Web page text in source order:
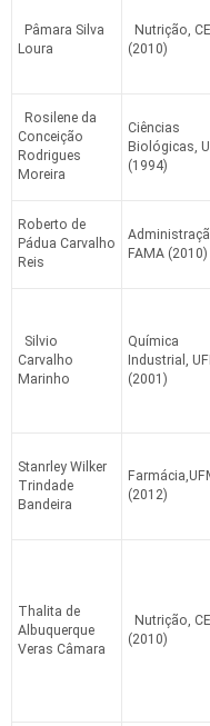
Pâmara Silva
Loura
Nutrição,
(2010)
Rosilene da
Conceição
Rodrigues
Moreira
Ciências
Biológicas,
(1994)
Roberto de
Pádua Carvalho
Reis
FAMA (2010)
Silvio
Carvalho
Marinho
Química
Industrial,
(2001)
Stanrley Wilker
Trindade
Bandeira
(2012)
Thalita de
Albuquerque
Veras Câmara
Nutrição,
(2010)